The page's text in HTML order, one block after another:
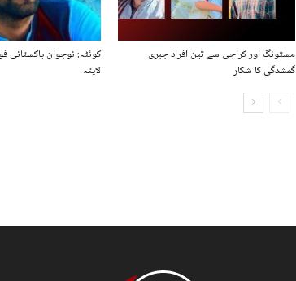
کوئٹہ: نوجوان پاکستانی
لاپتہ
مستونگ اور کراچی سے تین افراد جبری
گمشدگی کا شکار